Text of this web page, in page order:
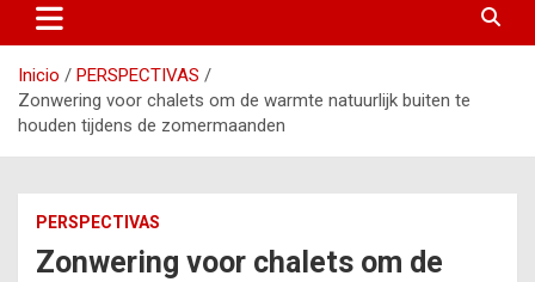
Inicio
PERSPECTIVAS
Zonwering voor chalets om de warmte natuurlijk buiten te
houden tijdens de zomermaanden
PERSPECTIVAS
Zonwering voor chalets om de